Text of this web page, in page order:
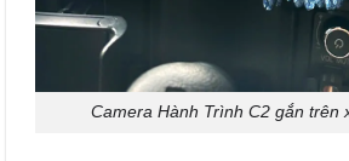
Camera Hành Trình C2 gắn trên